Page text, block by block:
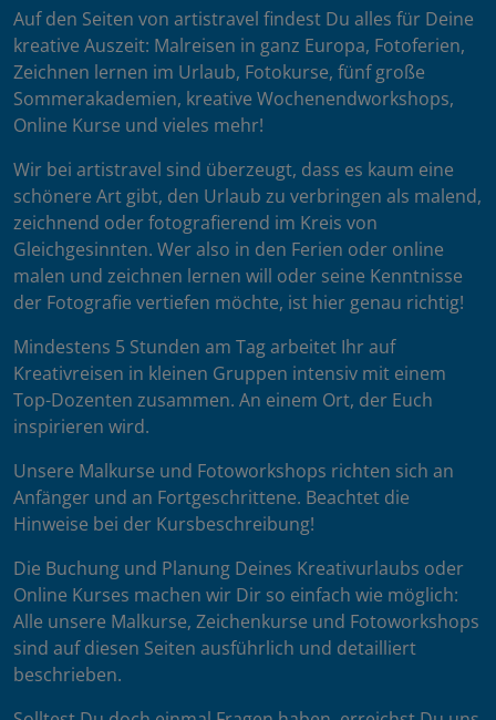
Auf den Seiten von artistravel findest Du alles für Deine
kreative Auszeit: Malreisen in ganz Europa, Fotoferien,
Zeichnen lernen im Urlaub, Fotokurse, fünf große
Sommerakademien, kreative Wochenendworkshops,
Online Kurse und vieles mehr!
Wir bei artistravel sind überzeugt, dass es kaum eine
schönere Art gibt, den Urlaub zu verbringen als malend,
zeichnend oder fotografierend im Kreis von
Gleichgesinnten. Wer also in den Ferien oder online
malen und zeichnen lernen will oder seine Kenntnisse
der Fotografie vertiefen möchte, ist hier genau richtig!
Mindestens 5 Stunden am Tag arbeitet Ihr auf
Kreativreisen in kleinen Gruppen intensiv mit einem
Top-Dozenten zusammen. An einem Ort, der Euch
inspirieren wird.
Unsere Malkurse und Fotoworkshops richten sich an
Anfänger und an Fortgeschrittene. Beachtet die
Hinweise bei der Kursbeschreibung!
Die Buchung und Planung Deines Kreativurlaubs oder
Online Kurses machen wir Dir so einfach wie möglich:
Alle unsere Malkurse, Zeichenkurse und Fotoworkshops
sind auf diesen Seiten ausführlich und detailliert
beschrieben.